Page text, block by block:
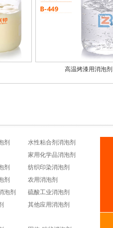
高温烤漆用消泡剂
剂
水性粘合剂消泡剂
家用化学品消泡剂
剂
纺织印染消泡剂
剂
农用消泡剂
泡剂
硫酸工业消泡剂
其他应用消泡剂